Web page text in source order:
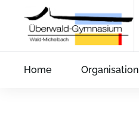
Home Organisation